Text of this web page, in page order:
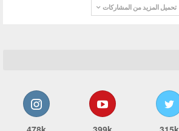
تحميل المزيد من المشاركات